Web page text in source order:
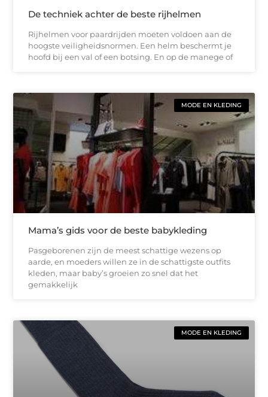
De techniek achter de beste rijhelmen
Rijhelmen voor paardrijden moeten voldoen aan de
hoogste veiligheidsnormen. Een helm beschermt je
hoofd bij een val of een botsing. En op de manege of
MODE EN KLEDING
Mama’s gids voor de beste babykleding
Pasgeborenen zijn de meest schattige wezens op
aarde, en moeders willen ze in de schattigste outfits
kleden, maar baby’s groeien zo snel dat het
gemakkelijk
MODE EN KLEDING